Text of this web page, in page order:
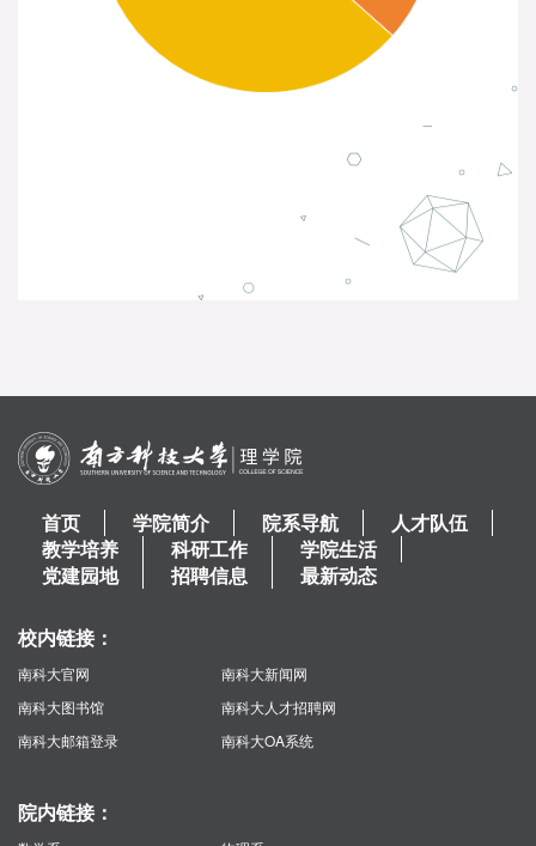
首页 学院简介 院系导航
人才队伍
教学培养
科研工作
学院生活
党建园地
招聘信息 最新动态
校内链接：
南科大官网
南科大新闻网
南科大图书馆
南科大人才招聘网
南科大邮箱登录
南科大OA系统
院内链接：